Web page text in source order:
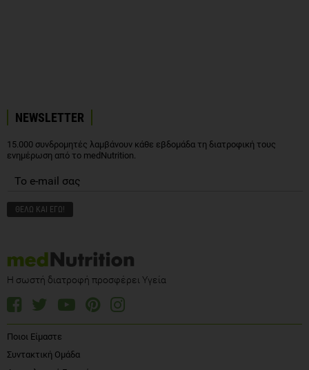
NEWSLETTER
15.000 συνδρομητές λαμβάνουν κάθε εβδομάδα τη διατροφική τους
ενημέρωση από το medNutrition.
Η σωστή διατροφή προσφέρει Υγεία
Ποιοι Είμαστε
Συντακτική Ομάδα